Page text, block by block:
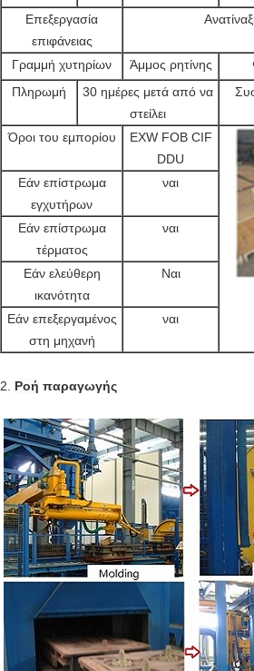
Επεξεργασία
επιφάνειας
Γραμμή χυτηρίων Άμμος ρητίνης
Πληρωμή
30 ημέρες μετά από να
στείλει
Όροι του εμπορίου
EXW FOB CIF
DDU
Εάν επίστρωμα
εγχυτήρων
ναι
Εάν επίστρωμα
τέρματος
ναι
Εάν ελεύθερη
ικανότητα
Ναι
Εάν επεξεργαμένος
στη μηχανή
ναι
2. Ροή παραγωγής